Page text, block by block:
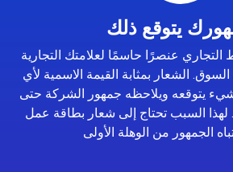
يتوقع ذلك
عنصرًا حاسمًا لعلامتك التجارية
الشعار بمثابة القيمة الاسمية لأي
يتوقعه ويلاحظه جمهور الشركة حتى
لهذا السبب تحتاج إلى شعار بطاقة عمل